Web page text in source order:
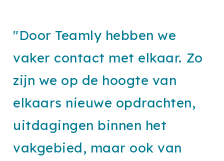
"Door Teamly hebben we
vaker contact met elkaar. Zo
zijn we op de hoogte van
elkaars nieuwe opdrachten,
uitdagingen binnen het
vakgebied, maar ook van